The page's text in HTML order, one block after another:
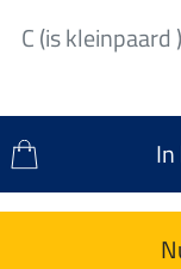
C (is kleinpaard )